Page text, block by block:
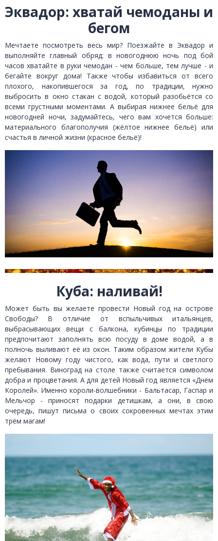
Эквадор: хватай чемоданы и
бегом
Мечтаете посмотреть весь мир? Поезжайте в Эквадор и
выполняйте главный обряд: в новогоднюю ночь под бой
часов хватайте в руки чемодан - чем больше, тем лучше - и
бегайте вокруг дома! Также чтобы избавиться от всего
плохого, накопившегося за год, по традиции, нужно
выбросить в окно стакан с водой, который разобьётся со
всеми грустными моментами. А выбирая нижнее бельё для
новогодней ночи, задумайтесь, чего вам хочется больше:
материального благополучия (жёлтое нижнее бельё) или
счастья в личной жизни (красное бельё)!
Куба: наливай!
Может быть вы желаете провести Новый год на острове
Свободы? В отличие от вспыльчивых итальянцев,
выбрасывающих вещи с балкона, кубинцы по традиции
предпочитают заполнять всю посуду в доме водой, а в
полночь выливают её из окон. Таким образом жители Кубы
желают Новому году чистого, как вода, пути и светлого
пребывания. Виноград на столе также считается символом
добра и процветания. А для детей Новый год является «Днём
Королей». Именно короли-волшебники - Бальтасар, Гаспар и
Мельчор - приносят подарки детишкам, а они, в свою
очередь, пишут письма о своих сокровенных мечтах этим
трём магам!